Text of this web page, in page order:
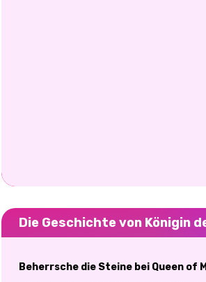
Die Geschichte von Königin
Beherrsche die Steine bei Queen of